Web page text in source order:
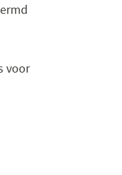
voor